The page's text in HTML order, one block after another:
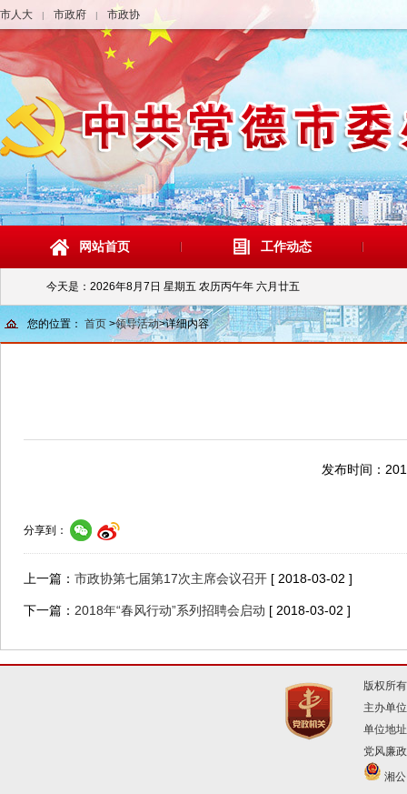
市人大 | 市政府 | 市政协
网站首页 工作动态
今天是： 2026年8月7日 星期五 农历丙午年 六月廿五
您的位置： 首页 >领导活动>详细内容
发布时间：
分享到：
上一篇： 市政协第七届第17次主席会议召开 [ 2018-03-02 ]
下一篇： 2018年“春风行动”系列招聘会启动 [ 2018-03-02 ]
版权所
主办单
单位地
党风廉
湘